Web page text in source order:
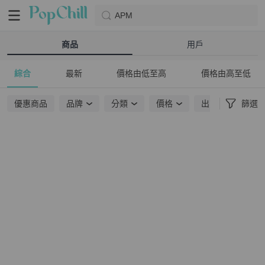
APM
商品 用戶
綜合 最新 價格由低至高 價格由高至低
優惠商品 品牌 分類 價格 出貨地點 篩選